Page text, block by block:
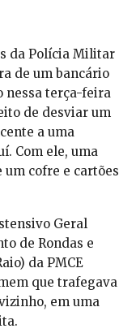
da Polícia Militar
de um bancário
nessa terça-feira
de desviar um
a uma
Com ele, uma
cofre e cartões
Geral
de Rondas e
da PMCE
que trafegava
em uma